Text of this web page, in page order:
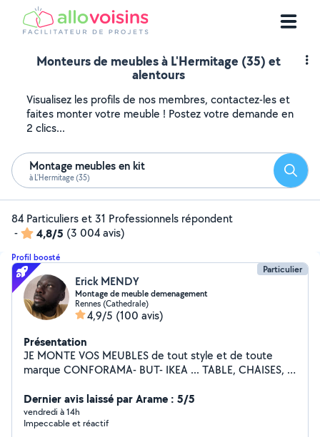
Monteurs de meubles à L'Hermitage (35) et
alentours
Visualisez les profils de nos membres, contactez-les et
faites monter votre meuble ! Postez votre demande en
2 clics...
Montage meubles en kit
à L'Hermitage (35)
84 Particuliers et 31 Professionnels répondent
-
4,8/5 (3 004 avis)
Profil boosté
Particulier
Erick MENDY
Montage de meuble demenagement
Rennes (Cathedrale)
4,9/5 (100 avis)
Présentation
JE MONTE VOS MEUBLES de tout style et de toute
marque CONFORAMA- BUT- IKEA ... TABLE, CHAISES,
RIDEAU, TÉLÉ, LUMINAIRE, TABLEAU...
BRANCHEMENT: ÉLECTROMÉNAGER CUISINIÈRE,
GAZINIÈRE, MACHINE À LAVER... Disponible en ille et
Dernier avis laissé par Arame : 5/5
vendredi à 14h
Impeccable et réactif